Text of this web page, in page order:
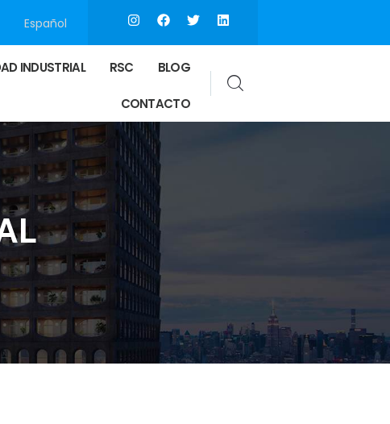
Español
INDUSTRIAL RSC BLOG
CONTACTO